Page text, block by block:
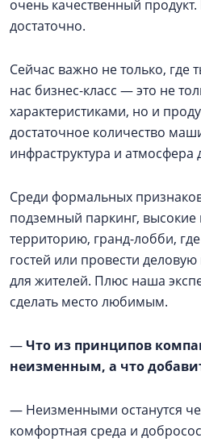
очень качественный
достаточно.
Сейчас важно не только, где
нас бизнес-класс — это не
характеристиками, но и
достаточное количество
инфраструктура и атмосфера
Среди формальных
подземный паркинг, высокие
территорию, гранд-лобби,
гостей или провести деловую
для жителей. Плюс наша
сделать место любимым.
—Что из принципов
неизменным, а что
— Неизменными останутся
комфортная среда и